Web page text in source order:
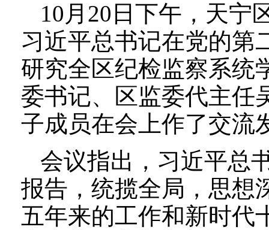
10月20日下午，天宁
习近平总书记在党的第
研究全区纪检监察系统
委书记、区监委代主任
子成员在会上作了交流
会议指出，习近平总
报告，统揽全局，思想
五年来的工作和新时代